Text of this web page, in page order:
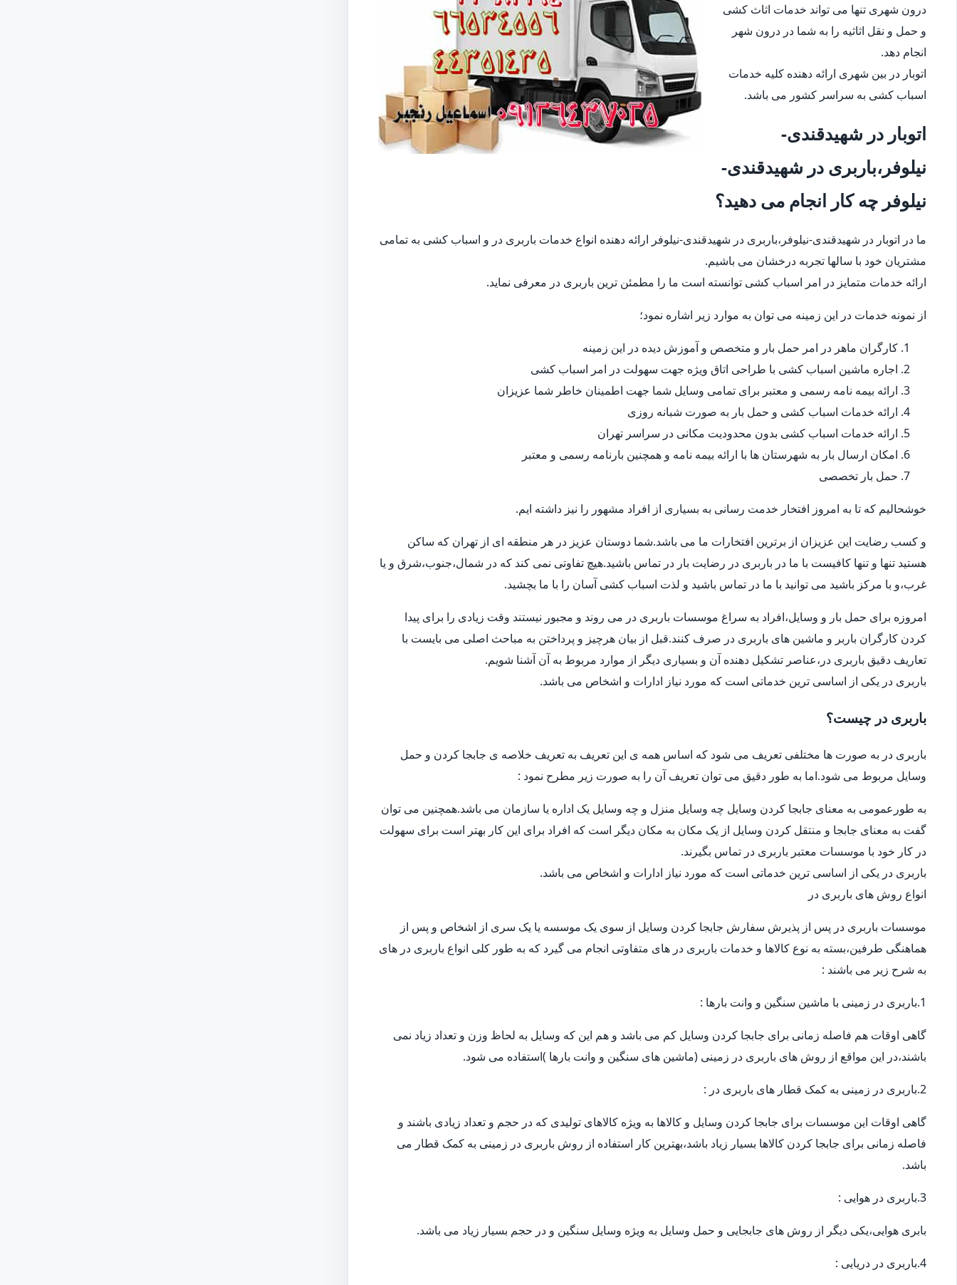
درون شهری تنها می تواند خدمات اثاث کشی
و حمل و نقل اثاثیه را به شما در درون شهر
انجام دهد.
اتوبار در بین شهری ارائه دهنده کلیه خدمات
اسباب کشی به سراسر کشور می باشد.
اتوبار در شهیدقندی-
نیلوفر،باربری در شهیدقندی-
نیلوفر چه کار انجام می دهید؟
ما در اتوبار در شهیدقندی-نیلوفر،باربری در شهیدقندی-نیلوفر ارائه دهنده انواع خدمات باربری در و اسباب کشی به تمامی
مشتریان خود با سالها تجربه درخشان می باشیم.
ارائه خدمات متمایز در امر اسباب کشی توانسته است ما را مطمئن ترین باربری در معرفی نماید.
از نمونه خدمات در این زمینه می توان به موارد زیر اشاره نمود؛
کارگران ماهر در امر حمل بار و متخصص و آموزش دیده در این زمینه
اجاره ماشین اسباب کشی با طراحی اتاق ویژه جهت سهولت در امر اسباب کشی
ارائه بیمه نامه رسمی و معتبر برای تمامی وسایل شما جهت اطمینان خاطر شما عزیزان
ارائه خدمات اسباب کشی و حمل بار به صورت شبانه روزی
ارائه خدمات اسباب کشی بدون محدودیت مکانی در سراسر تهران
امکان ارسال بار به شهرستان ها با ارائه بیمه نامه و همچنین بارنامه رسمی و معتبر
حمل بار تخصصی
خوشحالیم که تا به امروز افتخار خدمت رسانی به بسیاری از افراد مشهور را نیز داشته ایم.
و کسب رضایت این عزیزان از برترین افتخارات ما می باشد.شما دوستان عزیز در هر منطقه ای از تهران که ساکن
هستید تنها و تنها کافیست با ما در باربری در رضایت بار در تماس باشید.هیچ تفاوتی نمی کند که در شمال،جنوب،شرق و یا
غرب،و با مرکز باشید می توانید با ما در تماس باشید و لذت اسباب کشی آسان را با ما بچشید.
امروزه برای حمل بار و وسایل،افراد به سراغ موسسات باربری در می روند و مجبور نیستند وقت زیادی را برای پیدا
کردن کارگران باربر و ماشین های باربری در صرف کنند.قبل از بیان هرچیز و پرداختن به مباحث اصلی می بایست با
تعاریف دقیق باربری در،عناصر تشکیل دهنده آن و بسیاری دیگر از موارد مربوط به آن آشنا شویم.
باربری در یکی از اساسی ترین خدماتی است که مورد نیاز ادارات و اشخاص می باشد.
باربری در چیست؟
باربری در به صورت ها مختلفی تعریف می شود که اساس همه ی این تعریف به تعریف خلاصه ی جابجا کردن و حمل
وسایل مربوط می شود.اما به طور دقیق می توان تعریف آن را به صورت زیر مطرح نمود :
به طورعمومی به معنای جابجا کردن وسایل چه وسایل منزل و چه وسایل یک اداره یا سازمان می باشد.همچنین می توان
گفت به معنای جابجا و منتقل کردن وسایل از یک مکان به مکان دیگر است که افراد برای این کار بهتر است برای سهولت
در کار خود با موسسات معتبر باربری در تماس بگیرند.
باربری در یکی از اساسی ترین خدماتی است که مورد نیاز ادارات و اشخاص می باشد.
انواع روش های باربری در
موسسات باربری در پس از پذیرش سفارش جابجا کردن وسایل از سوی یک موسسه یا یک سری از اشخاص و پس از
هماهنگی طرفین،بسته به نوع کالاها و خدمات باربری در های متفاوتی انجام می گیرد که به طور کلی انواع باربری در های
به شرح زیر می باشند :
1.باربری در زمینی با ماشین سنگین و وانت بارها :
گاهی اوقات هم فاصله زمانی برای جابجا کردن وسایل کم می باشد و هم این که وسایل به لحاظ وزن و تعداد زیاد نمی
باشند،در این مواقع از روش های باربری در زمینی (ماشین های سنگین و وانت بارها )استفاده می شود.
2.باربری در زمینی به کمک قطار های باربری در :
گاهی اوقات این موسسات برای جابجا کردن وسایل و کالاها به ویژه کالاهای تولیدی که در حجم و تعداد زیادی باشند و
فاصله زمانی برای جابجا کردن کالاها بسیار زیاد باشد،بهترین کار استفاده از روش باربری در زمینی به کمک قطار می
باشد.
3.باربری در هوایی :
بابری هوایی،یکی دیگر از روش های جابجایی و حمل وسایل به ویژه وسایل سنگین و در حجم بسیار زیاد می باشد.
4.باربری در دریایی :